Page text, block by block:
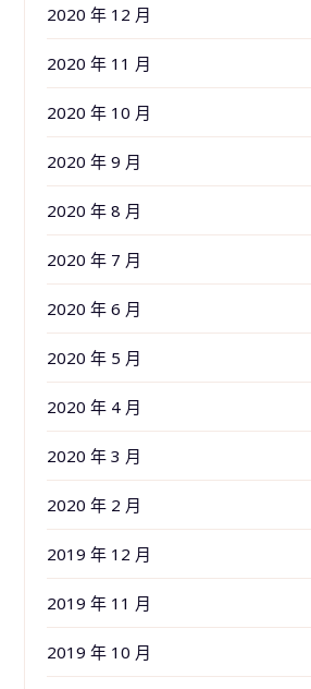
2020 年 12 月
2020 年 11 月
2020 年 10 月
2020 年 9 月
2020 年 8 月
2020 年 7 月
2020 年 6 月
2020 年 5 月
2020 年 4 月
2020 年 3 月
2020 年 2 月
2019 年 12 月
2019 年 11 月
2019 年 10 月